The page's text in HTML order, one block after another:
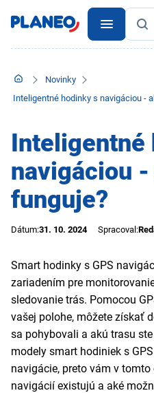
Novinky
Inteligentné hodinky s navigáciou -
Inteligentné
navigáciou
funguje?
Dátum:31. 10. 2024 Spracoval:
Smart hodinky s GPS
zariadením pre
sledovanie trás. Pomocou
vašej polohe, môžete získať
sa pohybovali a akú trasu
modely smart hodiniek s
navigácie, preto vám v
navigácií existujú a aké